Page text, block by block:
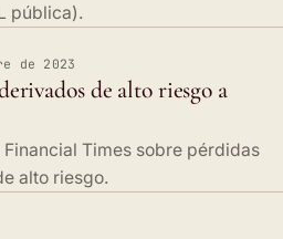
pública).
de 2023
de alto riesgo a
Times sobre pérdidas
alto riesgo.